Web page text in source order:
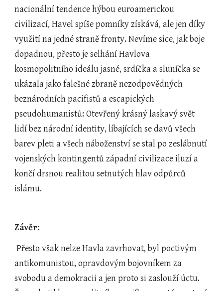
nacionální tendence hýbou euroamerickou
civilizací, Havel spíše pomníky získává, ale jen díky
využití na jedné straně fronty. Nevíme sice, jak boje
dopadnou, přesto je selhání Havlova
kosmopolitního ideálu jasné, srdíčka a sluníčka se
ukázala jako falešné zbraně nezodpovědných
beznárodních pacifistů a escapických
pseudohumanistů: Otevřený krásný laskavý svět
lidí bez národní identity, líbajících se davů všech
barev pleti a všech náboženství se stal po zeslábnutí
vojenských kontingentů západní civilizace iluzí a
končí drsnou realitou setnutých hlav odpůrců
islámu.
Závěr:
Přesto však nelze Havla zavrhovat, byl poctivým
antikomunistou, opravdovým bojovníkem za
svobodu a demokracii a jen proto si zaslouží úctu.